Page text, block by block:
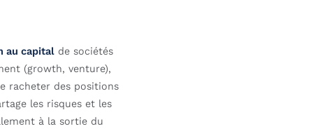
au capitalde sociétés
(growth, venture),
racheter des positions
les risques et les
à la sortie du